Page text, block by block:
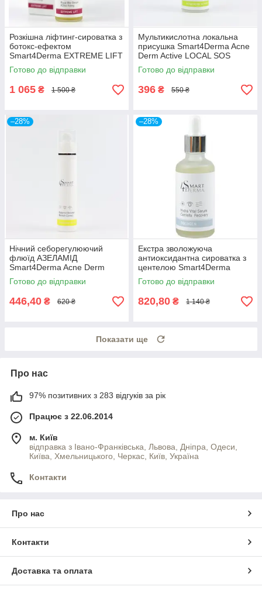
Розкішна ліфтинг-сироватка з
ботокс-ефектом
Smart4Derma EXTREME LIFT
ROYAL BTX-SERUM PDNA
FILLING
Готово до відправки
1 065 ₴ 1 500 ₴
Мультикислотна локальна
присушка Smart4Derma Acne
Derm Active LOCAL SOS
LOTION АНА-BHA-PHA PURE
Готово до відправки
396 ₴ 550 ₴
–28%
Нічний себорегулюючий
флюїд АЗЕЛАМІД
Smart4Derma Acne Derm
Active AZELAMID BOOSTER
BLEMISH CORRECT
Готово до відправки
446,40 ₴ 620 ₴
–28%
Екстра зволожуюча
антиоксидантна сироватка з
центелою Smart4Derma
Aquagen HYDRA VITAL
SERUM CENTELLA
RECOVERY
Готово до відправки
820,80 ₴ 1 140 ₴
Показати ще
Про нас
97% позитивних з 283 відгуків за рік
Працює з 22.06.2014
м. Київ
відправка з Івано-Франківська, Львова, Дніпра, Одеси,
Київа, Хмельницького, Черкас, Київ, Україна
Контакти
Про нас
Контакти
Доставка та оплата